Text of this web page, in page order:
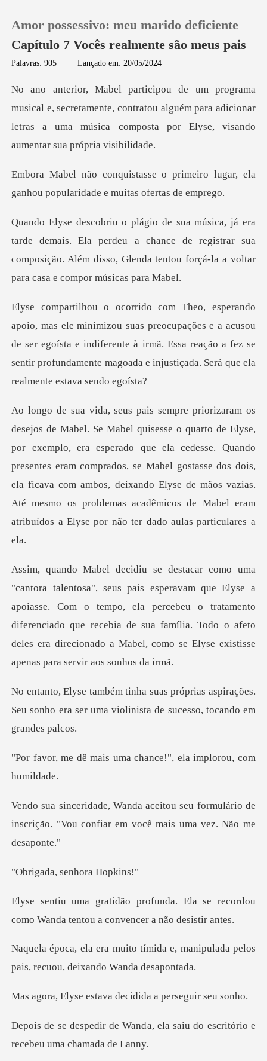
0
Sair
Baixar App
Amor possessivo: meu marido deficiente
Capítulo 7 Vocês realmente são meus pais
Palavras: 905 |Lançado em: 20/05/2024
retamente, contratou alguém para adicionar
letras a uma música
rimeiro lugar, ela
ganhou popular
. Ela perdeu a chance de registrar sua
composição. Além disso, Gle
ocupações e a acusou
de ser egoísta e indiferente à irmã. Essa reação a fez se
sent
esperado que ela cedesse. Quando
presentes eram comprados, se Mabel gostasse dos dois,
ela ficava com ambos, deixando Elyse
a
apoiasse. Com o tempo, ela percebeu o tratamento
diferenciado que recebia de sua família. Todo o
s aspirações.
Seu sonho era ser uma violini
uma chance!", ela imp
u formulário de
inscrição. "Vou confiar
, senhora
. Ela se recordou
como Wanda tento
ida e, manipulada pelos
pais, re
stava decidida a p
a, ela saiu do escritório e
r